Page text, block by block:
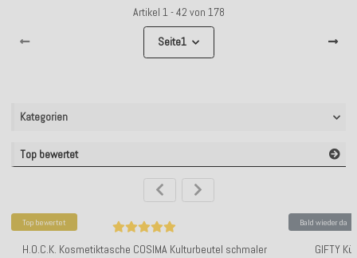
Artikel 1 - 42 von 178
Seite1
Kategorien
Top bewertet
Top bewertet
H.O.C.K. Kosmetiktasche COSIMA Kulturbeutel schmaler
Bald wieder da
GIFTY